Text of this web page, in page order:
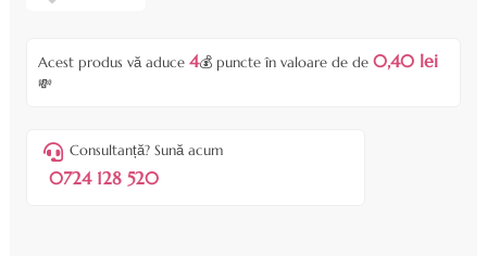
Acest produs vă aduce 4💰 puncte în valoare de de 0,40 lei
💸
Consultanță? Sună acum
0724 128 520